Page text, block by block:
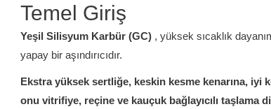
Temel Giriş
Yeşil Silisyum Karbür (GC) , yüksek sıcaklık
yapay bir aşındırıcıdır.
Ekstra yüksek sertliğe, keskin kesme kenarına, iyi
onu vitrifiye, reçine ve kauçuk bağlayıcılı taşlama